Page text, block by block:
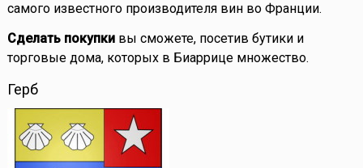
самого известного производителя вин во Франции.
Сделать покупкивы сможете, посетив бутики и
торговые дома, которых в Биаррице множество.
Герб